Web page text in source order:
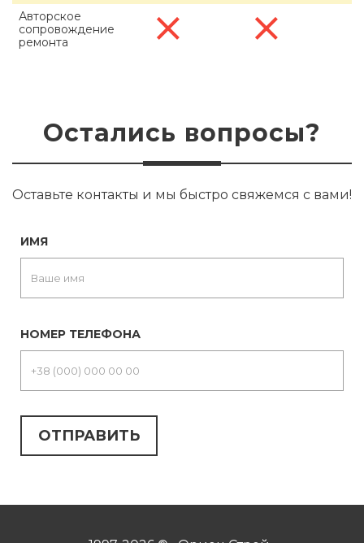
Авторское
сопровождение
ремонта
Остались вопросы?
Оставьте контакты и мы быстро свяжемся с вами!
ИМЯ
НОМЕР ТЕЛЕФОНА